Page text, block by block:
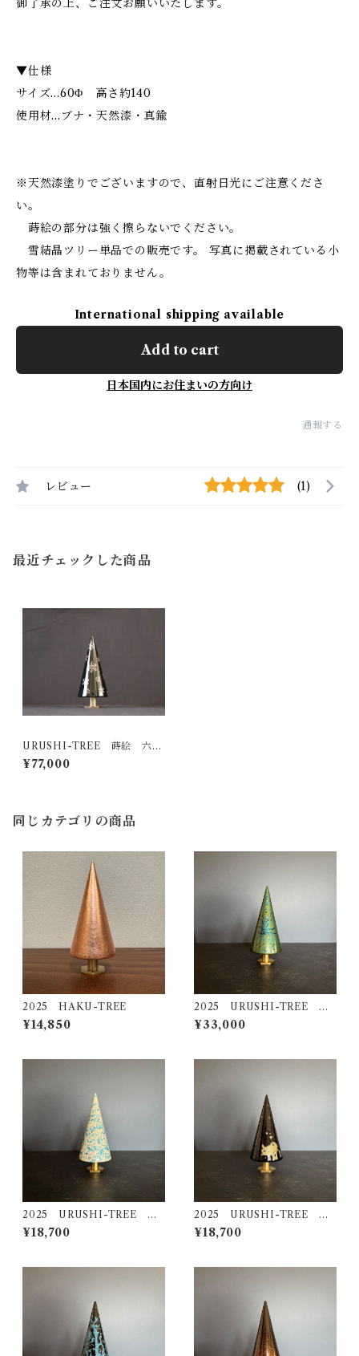
御了承の上、ご注文お願いいたします。
▼仕様
サイズ...60Φ 高さ約140
使用材...ブナ・天然漆・真鍮
※天然漆塗りでございますので、直射日光にご注意くださ
い。
蒔絵の部分は強く擦らないでください。
雪結晶ツリー単品での販売です。 写真に掲載されている小
物等は含まれておりません。
International shipping available
Add to cart
日本国内にお住まいの方向け
通報する
レビュー (1)
最近チェックした商品
URUSHI-TREE 蒔絵 六花
（ＲＯＫＫＡ）
¥77,000
同じカテゴリの商品
2025 HAKU-TREE
¥14,850
2025 URUSHI-TREE 海
松（ＭＩＲＵ）
¥33,000
2025 URUSHI-TREE モ
ミ（ＭＯＭＩ）
¥18,700
2025 URUSHI-TREE 金
龍（ＫＩＮＲＹＵ）
¥18,700